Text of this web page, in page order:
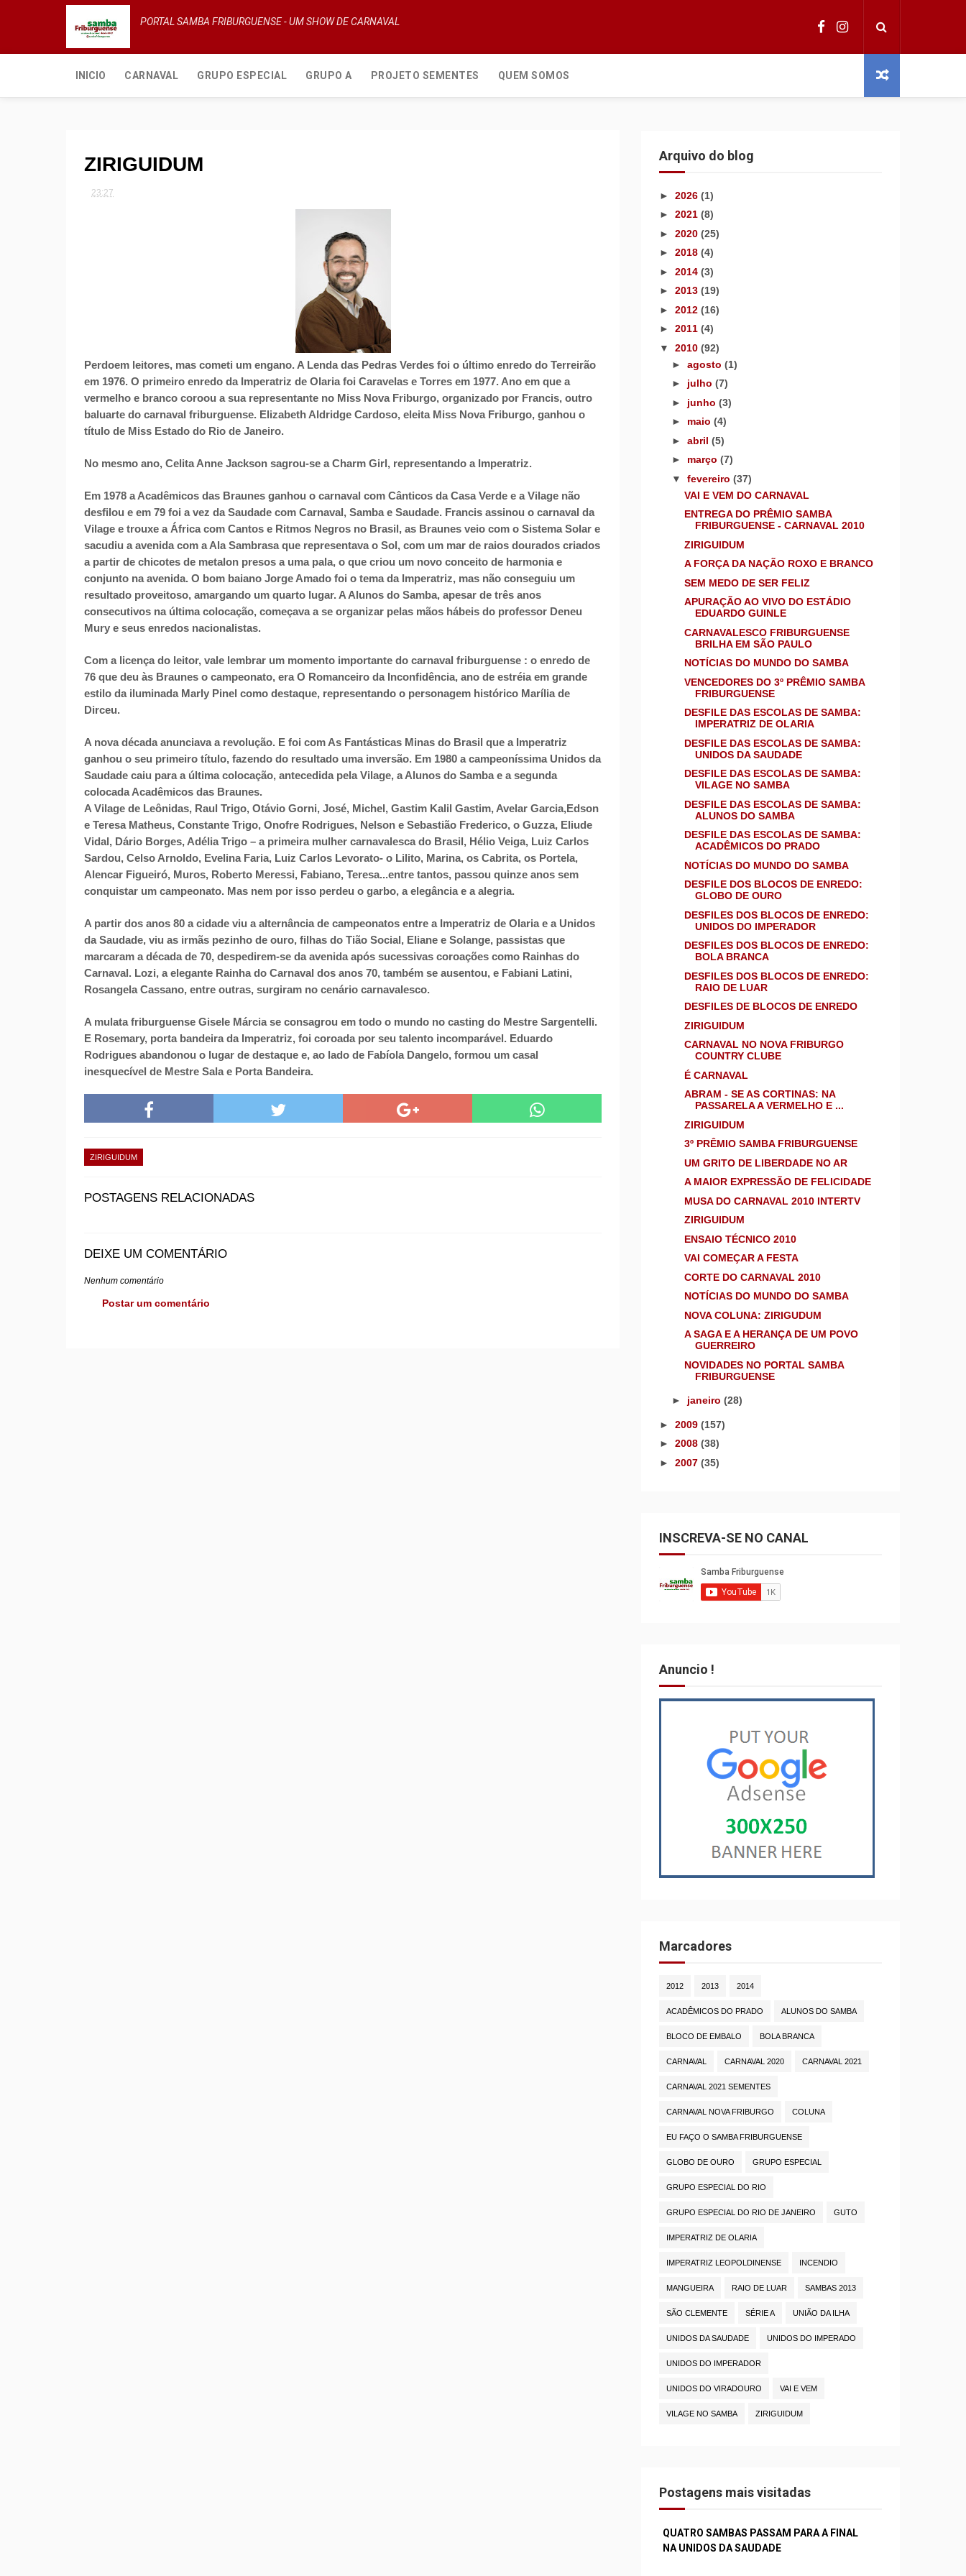
PORTAL SAMBA FRIBURGUENSE - UM SHOW DE CARNAVAL
INICIO CARNAVAL GRUPO ESPECIAL GRUPO A PROJETO SEMENTES QUEM SOMOS
ZIRIGUIDUM
23:27
Perdoem leitores, mas cometi um engano. A Lenda das Pedras Verdes foi o último enredo do Terreirão
em 1976. O primeiro enredo da Imperatriz de Olaria foi Caravelas e Torres em 1977. Ano em que a
vermelho e branco coroou a sua representante no Miss Nova Friburgo, organizado por Francis, outro
baluarte do carnaval friburguense. Elizabeth Aldridge Cardoso, eleita Miss Nova Friburgo, ganhou o
título de Miss Estado do Rio de Janeiro.
No mesmo ano, Celita Anne Jackson sagrou-se a Charm Girl, representando a Imperatriz.
Em 1978 a Acadêmicos das Braunes ganhou o carnaval com Cânticos da Casa Verde e a Vilage não
desfilou e em 79 foi a vez da Saudade com Carnaval, Samba e Saudade. Francis assinou o carnaval da
Vilage e trouxe a África com Cantos e Ritmos Negros no Brasil, as Braunes veio com o Sistema Solar e
sacudiu a avenida com a Ala Sambrasa que representava o Sol, com um mar de raios dourados criados
a partir de chicotes de metalon presos a uma pala, o que criou um novo conceito de harmonia e
conjunto na avenida. O bom baiano Jorge Amado foi o tema da Imperatriz, mas não conseguiu um
resultado proveitoso, amargando um quarto lugar. A Alunos do Samba, apesar de três anos
consecutivos na última colocação, começava a se organizar pelas mãos hábeis do professor Deneu
Mury e seus enredos nacionalistas.
Com a licença do leitor, vale lembrar um momento importante do carnaval friburguense : o enredo de
76 que deu às Braunes o campeonato, era O Romanceiro da Inconfidência, ano de estréia em grande
estilo da iluminada Marly Pinel como destaque, representando o personagem histórico Marília de
Dirceu.
A nova década anunciava a revolução. E foi com As Fantásticas Minas do Brasil que a Imperatriz
ganhou o seu primeiro título, fazendo do resultado uma inversão. Em 1980 a campeoníssima Unidos da
Saudade caiu para a última colocação, antecedida pela Vilage, a Alunos do Samba e a segunda
colocada Acadêmicos das Braunes.
A Vilage de Leônidas, Raul Trigo, Otávio Gorni, José, Michel, Gastim Kalil Gastim, Avelar Garcia,Edson
e Teresa Matheus, Constante Trigo, Onofre Rodrigues, Nelson e Sebastião Frederico, o Guzza, Eliude
Vidal, Dário Borges, Adélia Trigo – a primeira mulher carnavalesca do Brasil, Hélio Veiga, Luiz Carlos
Sardou, Celso Arnoldo, Evelina Faria, Luiz Carlos Levorato- o Lilito, Marina, os Cabrita, os Portela,
Alencar Figueiró, Muros, Roberto Meressi, Fabiano, Teresa...entre tantos, passou quinze anos sem
conquistar um campeonato. Mas nem por isso perdeu o garbo, a elegância e a alegria.
A partir dos anos 80 a cidade viu a alternância de campeonatos entre a Imperatriz de Olaria e a Unidos
da Saudade, viu as irmãs pezinho de ouro, filhas do Tião Social, Eliane e Solange, passistas que
marcaram a década de 70, despedirem-se da avenida após sucessivas coroações como Rainhas do
Carnaval. Lozi, a elegante Rainha do Carnaval dos anos 70, também se ausentou, e Fabiani Latini,
Rosangela Cassano, entre outras, surgiram no cenário carnavalesco.
A mulata friburguense Gisele Márcia se consagrou em todo o mundo no casting do Mestre Sargentelli.
E Rosemary, porta bandeira da Imperatriz, foi coroada por seu talento incomparável. Eduardo
Rodrigues abandonou o lugar de destaque e, ao lado de Fabíola Dangelo, formou um casal
inesquecível de Mestre Sala e Porta Bandeira.
ZIRIGUIDUM
POSTAGENS RELACIONADAS
DEIXE UM COMENTÁRIO
Nenhum comentário
Postar um comentário
Arquivo do blog
► 2026 (1)
► 2021 (8)
► 2020 (25)
► 2018 (4)
► 2014 (3)
► 2013 (19)
► 2012 (16)
► 2011 (4)
▼ 2010 (92)
► agosto (1)
► julho (7)
► junho (3)
► maio (4)
► abril (5)
► março (7)
▼ fevereiro (37)
VAI E VEM DO CARNAVAL
ENTREGA DO PRÊMIO SAMBA
FRIBURGUENSE - CARNAVAL 2010
ZIRIGUIDUM
A FORÇA DA NAÇÃO ROXO E BRANCO
SEM MEDO DE SER FELIZ
APURAÇÃO AO VIVO DO ESTÁDIO
EDUARDO GUINLE
CARNAVALESCO FRIBURGUENSE
BRILHA EM SÃO PAULO
NOTÍCIAS DO MUNDO DO SAMBA
VENCEDORES DO 3º PRÊMIO SAMBA
FRIBURGUENSE
DESFILE DAS ESCOLAS DE SAMBA:
IMPERATRIZ DE OLARIA
DESFILE DAS ESCOLAS DE SAMBA:
UNIDOS DA SAUDADE
DESFILE DAS ESCOLAS DE SAMBA:
VILAGE NO SAMBA
DESFILE DAS ESCOLAS DE SAMBA:
ALUNOS DO SAMBA
DESFILE DAS ESCOLAS DE SAMBA:
ACADÊMICOS DO PRADO
NOTÍCIAS DO MUNDO DO SAMBA
DESFILE DOS BLOCOS DE ENREDO:
GLOBO DE OURO
DESFILES DOS BLOCOS DE ENREDO:
UNIDOS DO IMPERADOR
DESFILES DOS BLOCOS DE ENREDO:
BOLA BRANCA
DESFILES DOS BLOCOS DE ENREDO:
RAIO DE LUAR
DESFILES DE BLOCOS DE ENREDO
ZIRIGUIDUM
CARNAVAL NO NOVA FRIBURGO
COUNTRY CLUBE
É CARNAVAL
ABRAM - SE AS CORTINAS: NA
PASSARELA A VERMELHO E ...
ZIRIGUIDUM
3º PRÊMIO SAMBA FRIBURGUENSE
UM GRITO DE LIBERDADE NO AR
A MAIOR EXPRESSÃO DE FELICIDADE
MUSA DO CARNAVAL 2010 INTERTV
ZIRIGUIDUM
ENSAIO TÉCNICO 2010
VAI COMEÇAR A FESTA
CORTE DO CARNAVAL 2010
NOTÍCIAS DO MUNDO DO SAMBA
NOVA COLUNA: ZIRIGUDUM
A SAGA E A HERANÇA DE UM POVO
GUERREIRO
NOVIDADES NO PORTAL SAMBA
FRIBURGUENSE
► janeiro (28)
► 2009 (157)
► 2008 (38)
► 2007 (35)
INSCREVA-SE NO CANAL
Anuncio !
Marcadores
2012 2013 2014
ACADÊMICOS DO PRADO ALUNOS DO SAMBA
BLOCO DE EMBALO BOLA BRANCA
CARNAVAL CARNAVAL 2020 CARNAVAL 2021
CARNAVAL 2021 SEMENTES
CARNAVAL NOVA FRIBURGO COLUNA
EU FAÇO O SAMBA FRIBURGUENSE
GLOBO DE OURO GRUPO ESPECIAL
GRUPO ESPECIAL DO RIO
GRUPO ESPECIAL DO RIO DE JANEIRO GUTO
IMPERATRIZ DE OLARIA
IMPERATRIZ LEOPOLDINENSE INCENDIO
MANGUEIRA RAIO DE LUAR SAMBAS 2013
SÃO CLEMENTE SÉRIE A UNIÃO DA ILHA
UNIDOS DA SAUDADE UNIDOS DO IMPERADO
UNIDOS DO IMPERADOR
UNIDOS DO VIRADOURO VAI E VEM
VILAGE NO SAMBA ZIRIGUIDUM
Postagens mais visitadas
QUATRO SAMBAS PASSAM PARA A FINAL
NA UNIDOS DA SAUDADE